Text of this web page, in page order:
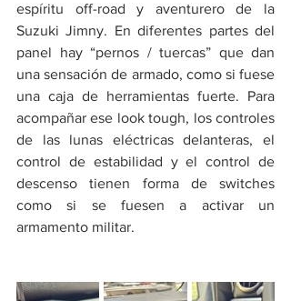
espíritu off-road y aventurero de la
Suzuki Jimny. En diferentes partes del
panel hay “pernos / tuercas” que dan
una sensación de armado, como si fuese
una caja de herramientas fuerte. Para
acompañar ese look tough, los controles
de las lunas eléctricas delanteras, el
control de estabilidad y el control de
descenso tienen forma de switches
como si se fuesen a activar un
armamento militar.